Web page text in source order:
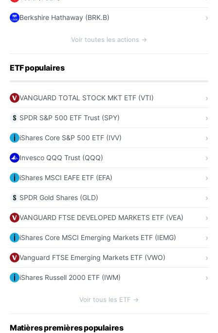
Berkshire Hathaway (BRK.B)
Voir toutes les actions →
ETF populaires
VANGUARD TOTAL STOCK MKT ETF (VTI)
SPDR S&P 500 ETF Trust (SPY)
iShares Core S&P 500 ETF (IVV)
Invesco QQQ Trust (QQQ)
iShares MSCI EAFE ETF (EFA)
SPDR Gold Shares (GLD)
VANGUARD FTSE DEVELOPED MARKETS ETF (VEA)
iShares Core MSCI Emerging Markets ETF (IEMG)
Vanguard FTSE Emerging Markets ETF (VWO)
iShares Russell 2000 ETF (IWM)
Voir tous les ETF →
Matières premières populaires